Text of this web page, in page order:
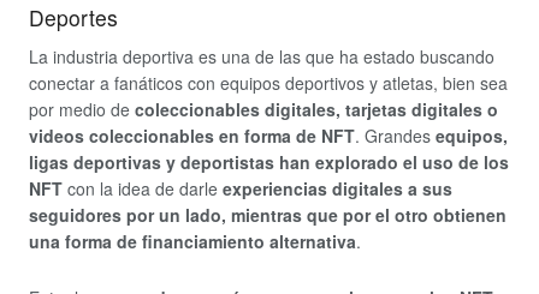
Deportes
La industria deportiva es una de las que ha estado buscando
conectar a fanáticos con equipos deportivos y atletas, bien sea
por medio de coleccionables digitales, tarjetas digitales o
videos coleccionables en forma de NFT. Grandes equipos,
ligas deportivas y deportistas han explorado el uso de los
NFT con la idea de darle experiencias digitales a sus
seguidores por un lado, mientras que por el otro obtienen
una forma de financiamiento alternativa.